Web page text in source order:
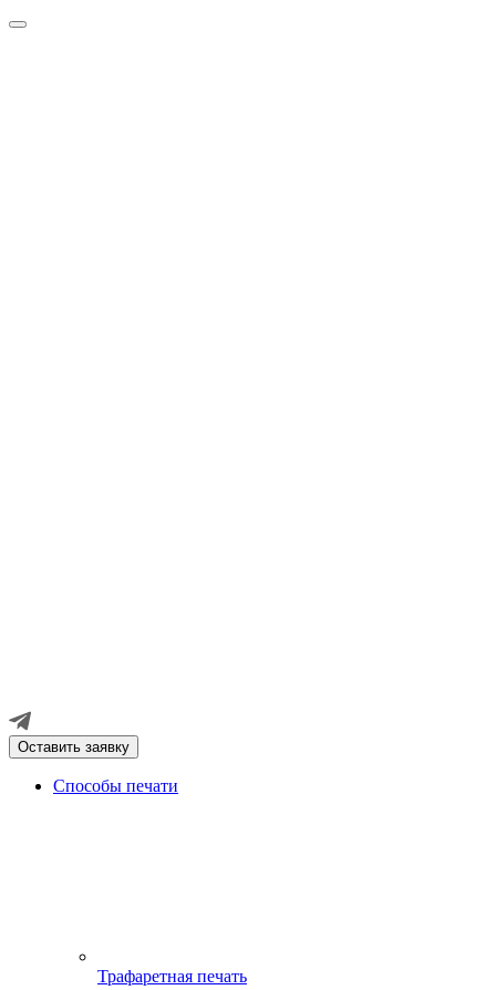
Оставить заявку
Способы печати
Трафаретная печать